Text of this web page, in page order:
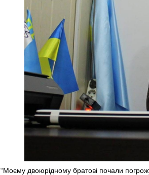
“Моєму двоюрідному братові почали